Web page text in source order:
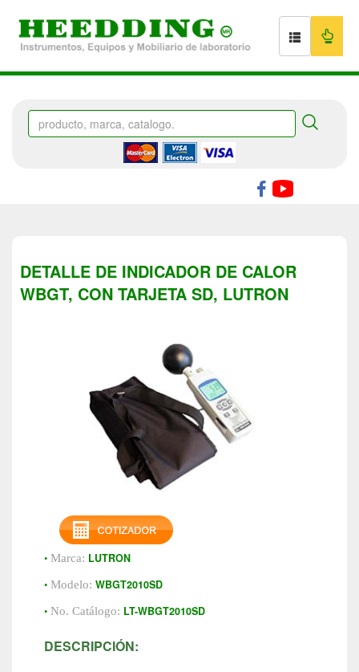
DETALLE DE INDICADOR DE CALOR
WBGT, CON TARJETA SD, LUTRON
• Marca: LUTRON
• Modelo: WBGT2010SD
• No. Catálogo: LT-WBGT2010SD
DESCRIPCIÓN: